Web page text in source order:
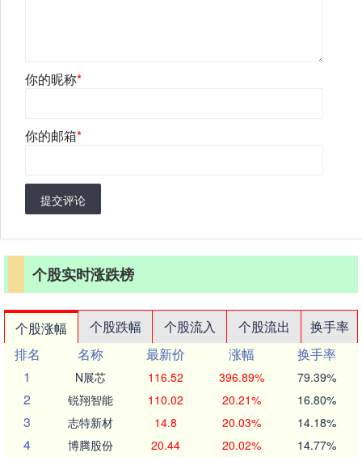
你的昵称*
你的邮箱*
提交评论
个股实时涨跌榜
个股涨幅 个股跌幅 个股流入 个股流出
换手率
排名
名称 最新价 涨幅
换手率
1
N展芯 116.52 396.89% 79.39%
2 锐翔智能 110.02 20.21% 16.80%
3 志特新材 14.8 20.03% 14.18%
4 博腾股份 20.44 20.02% 14.77%